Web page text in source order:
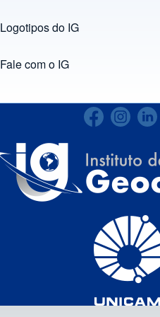
Logotipos do IG
(opens in new tab)
Fale com o IG